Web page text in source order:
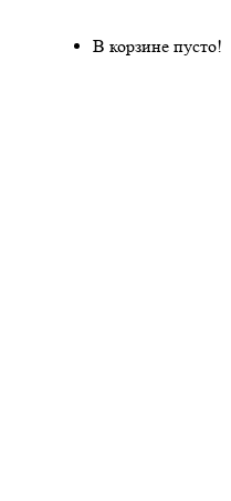
В корзине пусто!